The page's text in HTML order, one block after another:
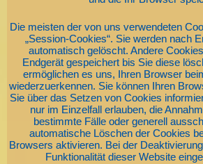
Die meisten der von uns verwendeten
„Session-Cookies“. Sie werden nach
automatisch gelöscht. Andere
Endgerät gespeichert bis Sie diese
ermöglichen es uns, Ihren Browser
wiederzuerkennen. Sie können Ihren
Sie über das Setzen von Cookies
nur im Einzelfall erlauben, die
bestimmte Fälle oder generell
automatische Löschen der Cookies
Browsers aktivieren. Bei der
Funktionalität dieser Website